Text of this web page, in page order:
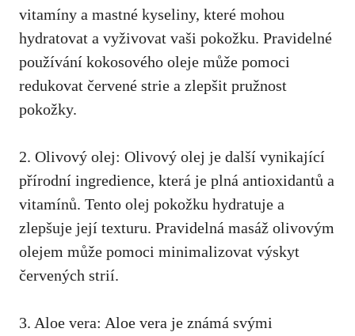
vitamíny ‌a mastné kyseliny,‌ které mohou
‌hydratovat a vyživovat ⁣vaši‌ pokožku. Pravidelné⁣
používání kokosového oleje může ⁤pomoci
redukovat ⁢červené ⁣strie a zlepšit pružnost
pokožky.
2. Olivový olej: Olivový olej je další vynikající
přírodní ingredience, která je ⁤plná​ antioxidantů a
vitamínů. Tento olej pokožku ​hydratuje a
zlepšuje její texturu.​ Pravidelná masáž olivovým
olejem ​může pomoci minimalizovat výskyt
červených strií.
3. ​Aloe ⁢vera: Aloe vera je známá‌ svými